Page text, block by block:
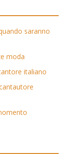
saranno
moda
italiano